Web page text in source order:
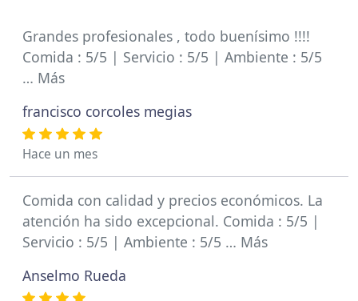
Grandes profesionales , todo buenísimo !!!!
Comida : 5/5 | Servicio : 5/5 | Ambiente : 5/5
… Más
francisco corcoles megias
Hace un mes
Comida con calidad y precios económicos. La
atención ha sido excepcional. Comida : 5/5 |
Servicio : 5/5 | Ambiente : 5/5 … Más
Anselmo Rueda